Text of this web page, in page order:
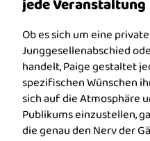
jede Veranstaltung
Ob es sich um eine
Junggesellenabschied
handelt, Paige gestaltet
spezifischen Wünschen
sich auf die Atmosphäre
Publikums einzustellen,
die genau den Nerv der